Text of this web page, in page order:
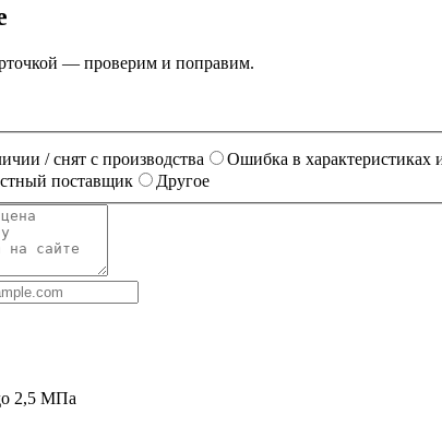
— проверим и поправим.
/ снят с производства Ошибка в характеристиках
поставщик
Другое
2,5 МПа